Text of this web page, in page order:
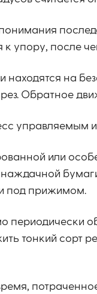
упору, после
находятся на
Обратное
управляемым
или
под прижимом.
периодически
тонкий сорт